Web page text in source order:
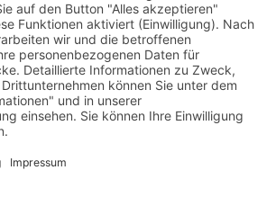
Forum für Medien, Bildung
- jederzeit und überall
Mehr erfahren